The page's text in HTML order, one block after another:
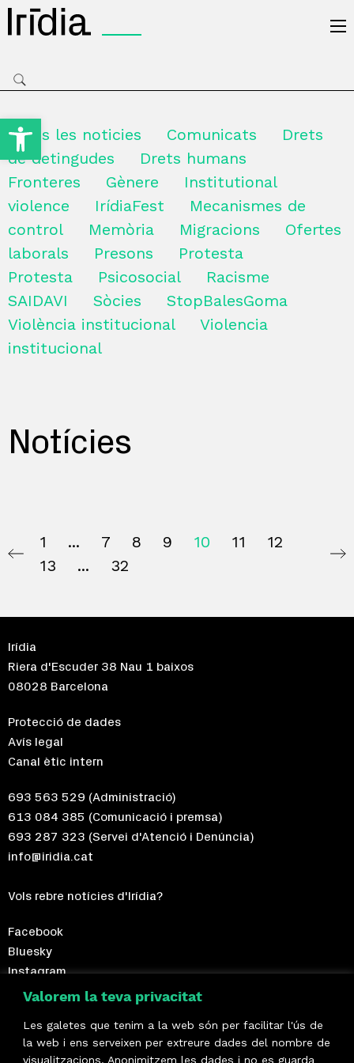
Obre la barra d'eines
Valorem la teva privacitat
Les galetes que tenim a la web són per facilitar l'ús de
la web i ens serveixen per extreure dades del nombre de
visualitzacions. Anonimitzem les dades i no es guarda
Totes les noticies Comunicats
Drets
de detingudes
Drets humans
Fronteres
Gènere
Institutional
violence
IrídiaFest
Mecanismes de
control
Memòria Migracions
Ofertes
laborals
Presons
Protesta
Protesta
Psicosocial
Racisme
SAIDAVI
Sòcies
StopBalesGoma
Violència institucional
Violencia
institucional
Notícies
1 7 8 9 10 11
12
13
32
Irídia
Riera d'Escuder 38 Nau 1 baixos
08028 Barcelona
Protecció de dades
Avís legal
Canal ètic intern
693 563 529 (Administració)
613 084 385 (Comunicació i premsa)
693 287 323 (Servei d'Atenció i Denúncia)
info@iridia.cat
Vols rebre notícies d'Irídia?
Facebook
Bluesky
Instagram
Telegram
Fes-te sòcia!